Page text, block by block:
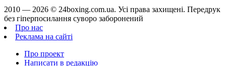
2010 — 2026 © 24boxing.com.ua. Усi права захищенi. Передрук
без гіперпосилання суворо заборонений
Про нас
Реклама на сайті
Про проект
Написати в редакцію